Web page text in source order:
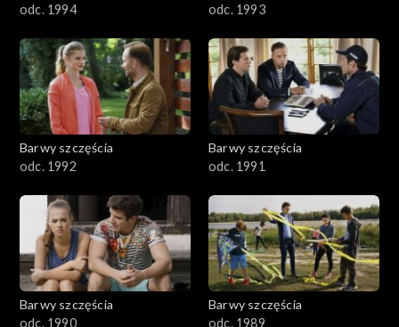
1801–1900
1701–1800
1601–1700
1501–1600
1401–1500
1301–1400
odc. 1994
odc. 1993
Barwy szczęścia
odc. 1992
Barwy szczęścia
odc. 1991
Barwy szczęścia
odc. 1990
Barwy szczęścia
odc. 1989